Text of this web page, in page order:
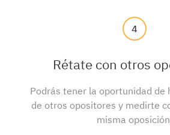
4
Rétate con otros
Podrás tener la oportunidad de
de otros opositores y medirte
misma